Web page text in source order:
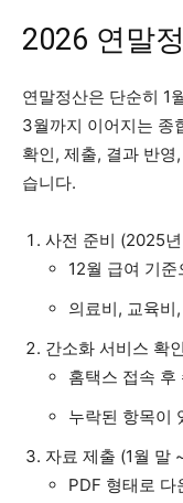
2026 연말
연말정산은 단순히 1
3월까지 이어지는 종
확인, 제출, 결과 반
습니다.
사전 준비 (2025
12월 급여 기
의료비, 교육비
간소화 서비스 확
홈택스 접속 후
누락된 항목이
자료 제출 (1월 말
PDF 형태로 다